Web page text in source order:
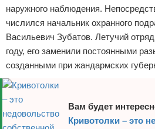
наружного наблюдения.
числился начальник охранного
Васильевич Зубатов. Летучий
году, его заменили постоянными
созданными при жандармских
Вам будет
Кривотолки – это